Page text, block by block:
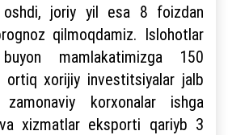
oshdi, joriy yil esa 8 foizdan
qilmoqdamiz. Islohotlar
buyon mamlakatimizga 150
ortiq xorijiy investitsiyalar jalb
korxonalar ishga
xizmatlar eksporti qariyb 3